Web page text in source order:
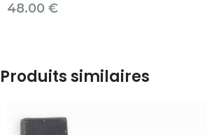
48.00 €
Produits similaires